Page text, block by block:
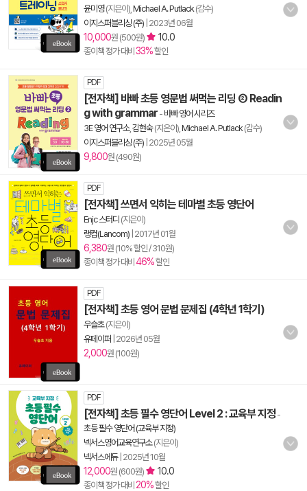
윤미영(지은이), Michael A. Putlack(감수)
이지스퍼블리싱 (주) 2023년 06월
10,000원 (500원) 10.0
종이책 정가 대비 33%할인
PDF
[전자책] 바빠 초등 영문법 써먹는 리딩 ② Readin
g with grammar - 바빠 영어 시리즈
3E 영어 연구소, 김현숙(지은이), Michael A. Putlack(감수)
이지스퍼블리싱 (주) 2025년 05월
9,800원 (490원)
PDF
[전자책] 쓰면서 익히는 테마별 초등 영단어
Enjc 스터디 (지은이)
랭컴(Lancom) 2017년 01월
6,380원 (10% 할인 / 310원)
종이책 정가 대비 46%할인
PDF
[전자책] 초등 영어 문법 문제집 (4학년 1학기)
우슬초(지은이)
유페이퍼 2026년 05월
2,000원 (100원)
PDF
[전자책] 초등 필수 영단어 Level 2 : 교육부 지정-
초등 필수 영단어 (교육부 지정)
넥서스영어교육연구소(지은이)
넥서스에듀| 2025년 10월
12,000원 (600원) 10.0
종이책 정가 대비 20%할인